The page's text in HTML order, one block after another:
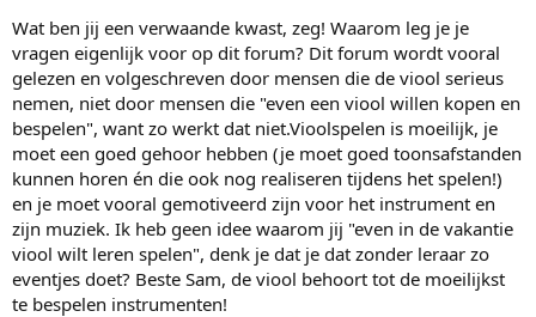
Wat ben jij een verwaande kwast, zeg! Waarom leg je je
vragen eigenlijk voor op dit forum? Dit forum wordt vooral
gelezen en volgeschreven door mensen die de viool serieus
nemen, niet door mensen die "even een viool willen kopen en
bespelen", want zo werkt dat niet.Vioolspelen is moeilijk, je
moet een goed gehoor hebben (je moet goed toonsafstanden
kunnen horen én die ook nog realiseren tijdens het spelen!)
en je moet vooral gemotiveerd zijn voor het instrument en
zijn muziek. Ik heb geen idee waarom jij "even in de vakantie
viool wilt leren spelen", denk je dat je dat zonder leraar zo
eventjes doet? Beste Sam, de viool behoort tot de moeilijkst
te bespelen instrumenten!